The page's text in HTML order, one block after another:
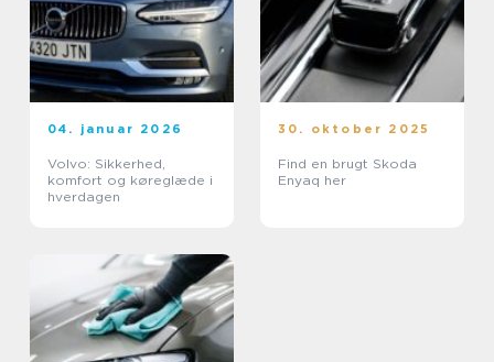
04. januar 2026
Volvo: Sikkerhed,
komfort og køreglæde i
hverdagen
30. oktober 2025
Find en brugt Skoda
Enyaq her